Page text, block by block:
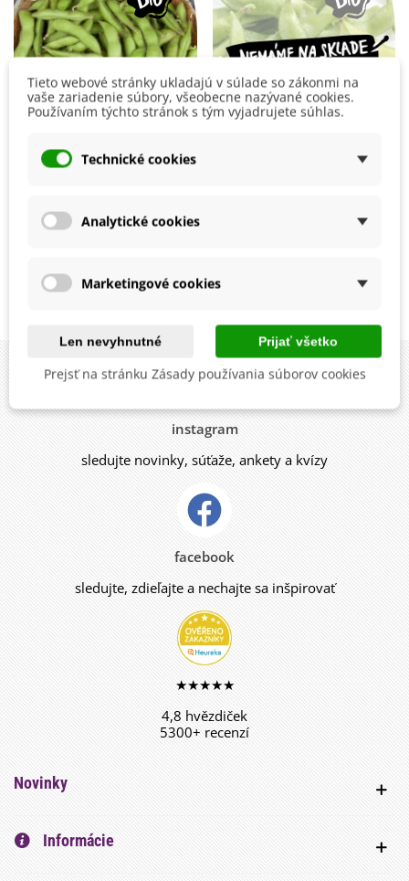
max - bio semená sóje -
3,16 €
semená sóje - 20 ks
instagram
sledujte novinky, súťaže, ankety a kvízy
facebook
sledujte, zdieľajte a nechajte sa inšpirovať
★★★★★
4,8 hvězdiček
5300+ recenzí
Novinky
Informácie
Tieto webové stránky ukladajú v súlade so zákonmi na
vaše zariadenie súbory, všeobecne nazývané cookies.
Používaním týchto stránok s tým vyjadrujete súhlas.
Technické cookies
Analytické cookies
Marketingové cookies
Len nevyhnutné Prijať všetko
Prejsť na stránku Zásady používania súborov cookies